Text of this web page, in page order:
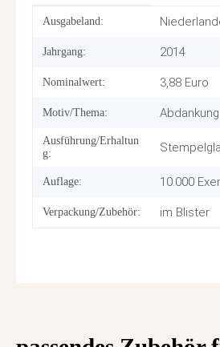
Produkteigenschaft
Wert
Ausgabeland:
Jahrgang: 2014
Nominalwert: 3,88 Euro
Motiv/Thema: Abdankung
Ausführung/Erhaltun
g:
Auflage: 10.000
Verpackung/Zubehör: im Blister